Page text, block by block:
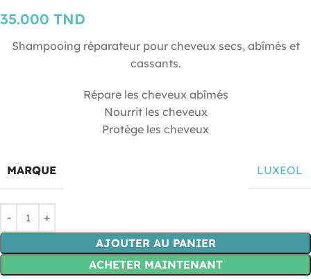
35.000 TND
Shampooing réparateur pour cheveux secs, abîmés et
cassants.
Répare les cheveux abîmés
Nourrit les cheveux
Protège les cheveux
MARQUE LUXEOL
AJOUTER AU PANIER
ACHETER MAINTENANT